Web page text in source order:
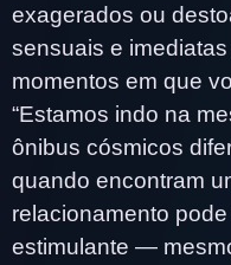
exagerados ou
sensuais e
momentos em que
“Estamos indo na
ônibus cósmicos
quando encontram
relacionamento
estimulante —